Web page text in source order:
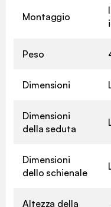
Montaggio
Peso
Dimensioni
Dimensioni
della seduta
Dimensioni
dello schienale
Altezza della